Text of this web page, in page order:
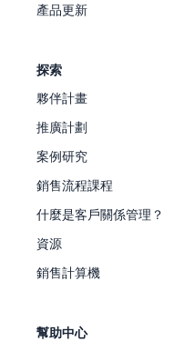
產品更新
探索
夥伴計畫
推廣計劃
案例研究
銷售流程課程
什麼是客戶關係管理？
資源
銷售計算機
幫助中心